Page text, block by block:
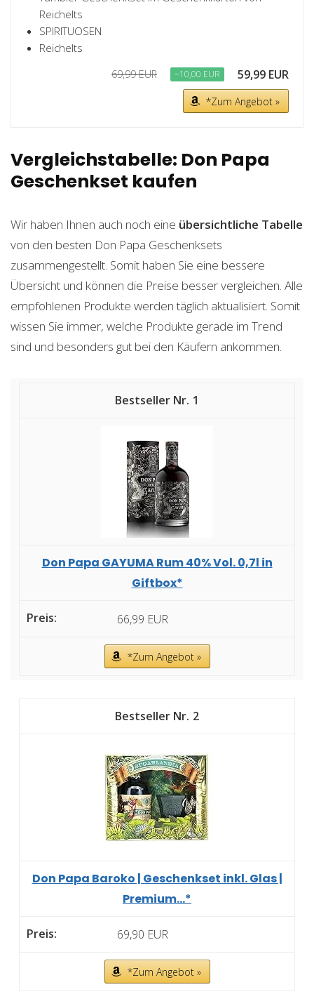
Reichelts
SPIRITUOSEN
Reichelts
69,99 EUR −10,00 EUR 59,99 EUR
*Zum Angebot »
Vergleichstabelle: Don Papa
Geschenkset kaufen
Wir haben Ihnen auch noch eine übersichtliche Tabelle
von den besten Don Papa Geschenksets
zusammengestellt. Somit haben Sie eine bessere
Übersicht und können die Preise besser vergleichen. Alle
empfohlenen Produkte werden täglich aktualisiert. Somit
wissen Sie immer, welche Produkte gerade im Trend
sind und besonders gut bei den Käufern ankommen.
1
Don Papa GAYUMA Rum 40% Vol. 0,7l in
Giftbox*
66,99 EUR
*Zum Angebot »
2
Don Papa Baroko | Geschenkset inkl. Glas |
Premium...*
69,90 EUR
*Zum Angebot »